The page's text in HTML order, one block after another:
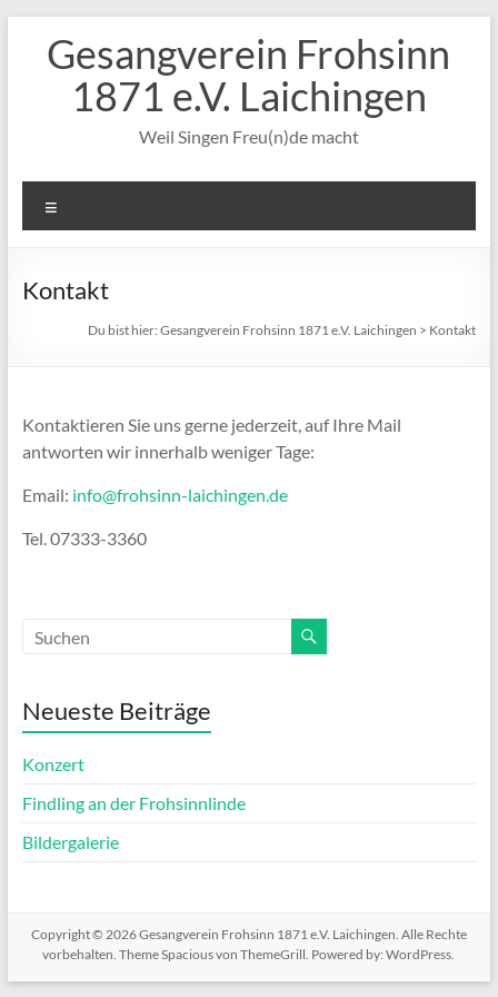
Inhalt
springenGesangverein Frohsinn
1871 e.V. Laichingen
Weil Singen Freu(n)de macht
Kontakt
Du bist hier:Gesangverein Frohsinn 1871 e.V. Laichingen > Kontakt
Kontaktieren Sie uns gerne jederzeit, auf Ihre Mail
antworten wir innerhalb weniger Tage:
Email: info@frohsinn-laichingen.de
Tel. 07333-3360
Neueste Beiträge
Konzert
Findling an der Frohsinnlinde
Bildergalerie
Copyright © 2026Gesangverein Frohsinn 1871 e.V. Laichingen. Alle Rechte
vorbehalten. ThemeSpaciousvon ThemeGrill. Powered by:WordPress.